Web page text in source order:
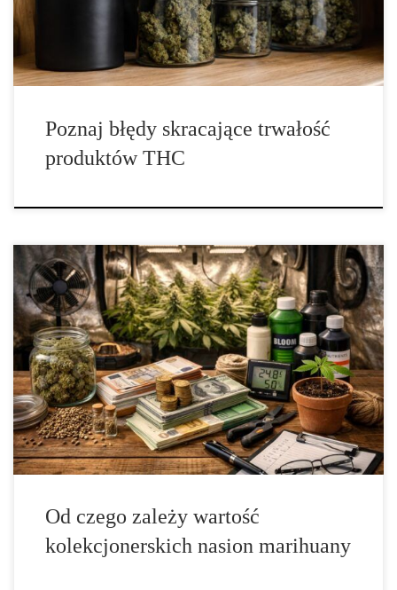
wkłady do waporyzatorów, sposób przechowywania ma ogromny
wpływ […]
Poznaj błędy skracające trwałość
produktów THC
Cena nasion kolekcjonerskich: co wpływa na wycenę i dlaczego
wybrane serie kosztują znacznie więcej? Cena nasion
kolekcjonerskich potrafi zaskakiwać, ponieważ na pierwszy rzut
oka wiele ofert wygląda podobnie, a widełki potrafią różnić się o
całe poziomy. Dla części osób to po prostu element hobby, dla
innych – świadome budowanie zbioru […]
Od czego zależy wartość
kolekcjonerskich nasion marihuany